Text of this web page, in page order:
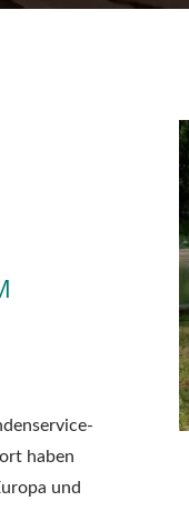
haben
und